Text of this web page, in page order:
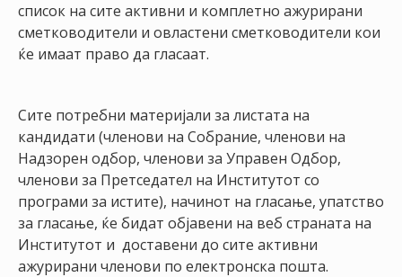
НАЈАВА
ЗА
ЧЛЕНОВИ
ПОДАТОЦИ
список на сите активни и комплетно ажурирани
сметководители и овластени сметководители кои
ќе имаат право да гласаат.
Сите потребни материјали за листата на
кандидати (членови на Собрание, членови на
Надзорен одбор, членови за Управен Одбор,
членови за Претседател на Институтот со
програми за истите), начинот на гласање, упатство
за гласање, ќе бидат објавени на веб страната на
Институтот и доставени до сите активни
ажурирани членови по електронска пошта.